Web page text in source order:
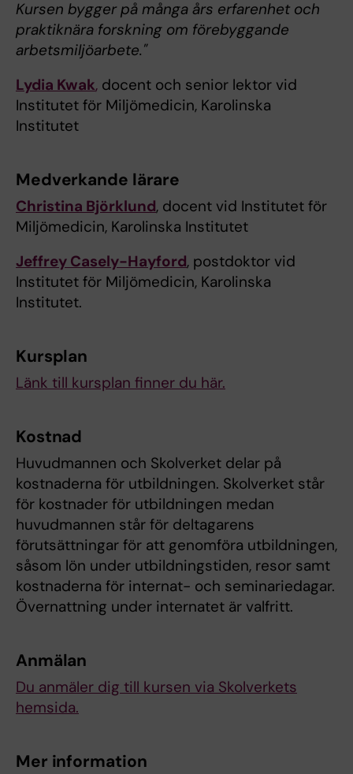
Kursen bygger på många års erfarenhet och
praktiknära forskning om förebyggande
arbetsmiljöarbete."
Lydia Kwak, docent och senior lektor vid
Institutet för Miljömedicin, Karolinska
Institutet
Medverkande lärare
Christina Björklund, docent vid Institutet för
Miljömedicin, Karolinska Institutet
Jeffrey Casely-Hayford, postdoktor vid
Institutet för Miljömedicin, Karolinska
Institutet.
Kursplan
Länk till kursplan finner du här.
Kostnad
Huvudmannen och Skolverket delar på
kostnaderna för utbildningen. Skolverket står
för kostnader för utbildningen medan
huvudmannen står för deltagarens
förutsättningar för att genomföra utbildningen,
såsom lön under utbildningstiden, resor samt
kostnaderna för internat- och seminariedagar.
Övernattning under internatet är valfritt.
Anmälan
Du anmäler dig till kursen via Skolverkets
hemsida.
Mer information